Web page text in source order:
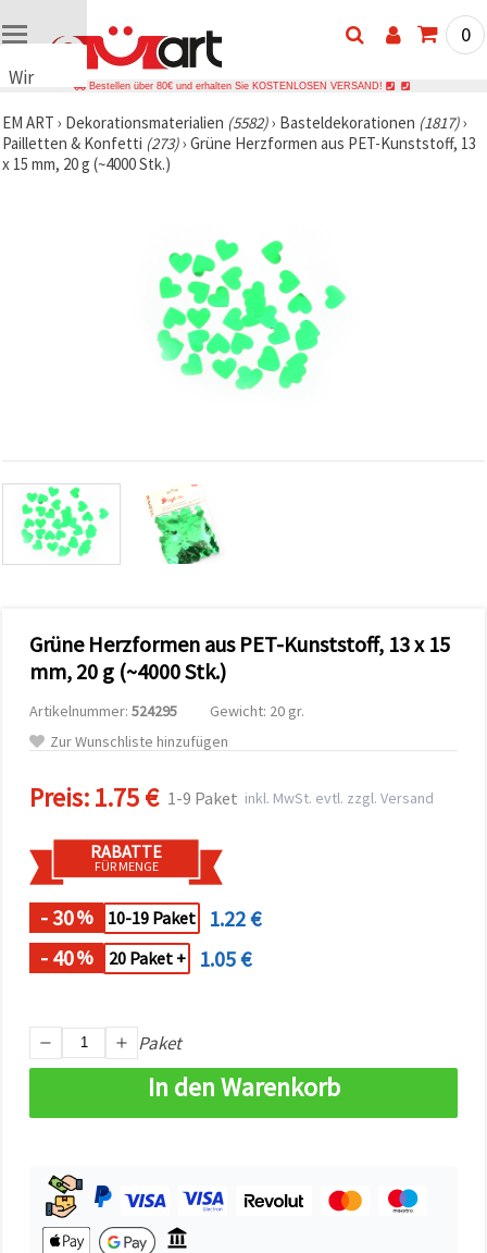
Wir
Cookies
🍪 Wir
verwenden
Datenverkehr
zu
analysieren
sowie
relevantere
Unterstützung
Partner für
und
Sie können
Cookies
akzeptieren,
oder Ihre
Auswahl in
individuell
festlegen.
Ihre
Einwilligung
Impressum
Richtlinie
Alle
akzeptieren
Cookie-
0
Bestellen über 80€ und erhalten Sie KOSTENLOSEN VERSAND!
EM ART › Dekorationsmaterialien (5582)› Basteldekorationen (1817)›
Pailletten & Konfetti (273)› Grüne Herzformen aus PET-Kunststoff, 13
x 15 mm, 20 g (~4000 Stk.)
Grüne Herzformen aus PET-Kunststoff, 13 x 15
mm, 20 g (~4000 Stk.)
Artikelnummer: 524295
Gewicht: 20 gr.
Zur Wunschliste hinzufügen
Preis:1.75 € 1-9 Paket inkl. MwSt. evtl. zzgl. Versand
RABATTE
FÜR MENGE
- 30% 10-19 Paket
1.22 €
- 40% 20 Paket + 1.05 €
Paket
In den Warenkorb